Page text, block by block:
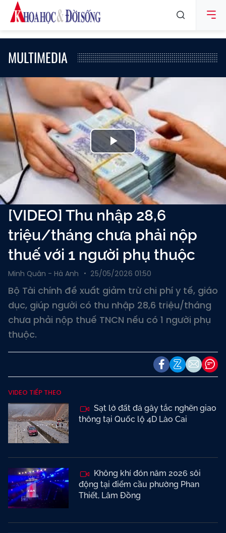
MULTIMEDIA
Play
Video
[VIDEO] Thu nhập 28,6
triệu/tháng chưa phải nộp
thuế với 1 người phụ thuộc
Minh Quân - Hà Anh 25/05/2026 01:50
Bộ Tài chính đề xuất giảm trừ chi phí y tế, giáo
dục, giúp người có thu nhập 28,6 triệu/tháng
chưa phải nộp thuế TNCN nếu có 1 người phụ
thuộc.
VIDEO TIẾP THEO
Sạt lở đất đá gây tắc nghẽn giao
thông tại Quốc lộ 4D Lào Cai
Không khí đón năm 2026 sôi
động tại điểm cầu phường Phan
Thiết, Lâm Đồng